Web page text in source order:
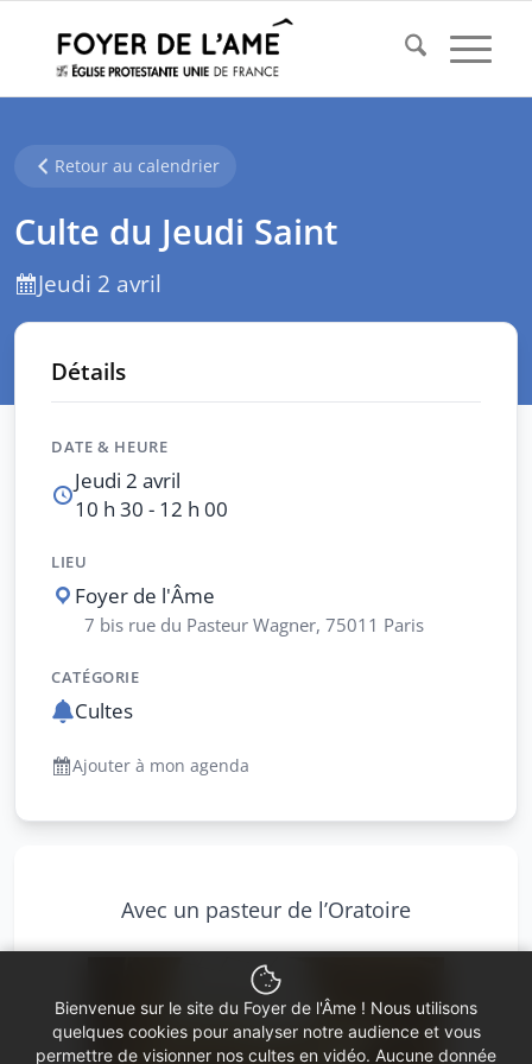
Retour au calendrier
Culte du Jeudi Saint
Jeudi 2 avril
Avec un pasteur de l’Oratoire
Détails
DATE & HEURE
Jeudi 2 avril
10 h 30 - 12 h 00
LIEU
Foyer de l'Âme
7 bis rue du Pasteur Wagner, 75011 Paris
CATÉGORIE
Cultes
Ajouter à mon agenda
Bienvenue sur le site du Foyer de l'Âme ! Nous utilisons
quelques cookies pour analyser notre audience et vous
permettre de visionner nos cultes en vidéo. Aucune donnée